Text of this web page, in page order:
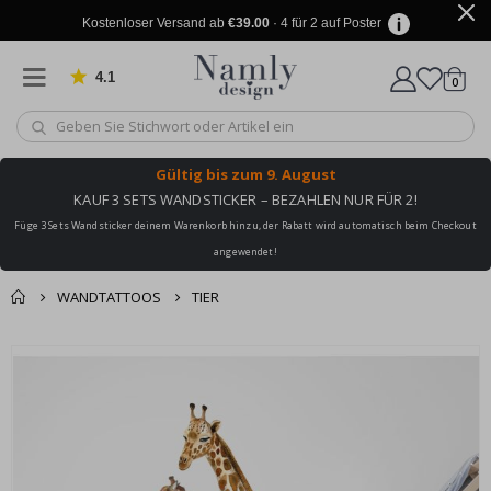
Kostenloser Versand ab €39.00· 4 für 2 auf Poster
4.1 von 1031 Bewertungen
Wagen
0
Gültig bis zum 9. August
KAUF 3 SETS WANDSTICKER – BEZAHLEN NUR FÜR 2!
Füge 3 Sets Wandsticker deinem Warenkorb hinzu, der Rabatt wird automatisch beim Checkout
angewendet!
WANDTATTOOS TIER